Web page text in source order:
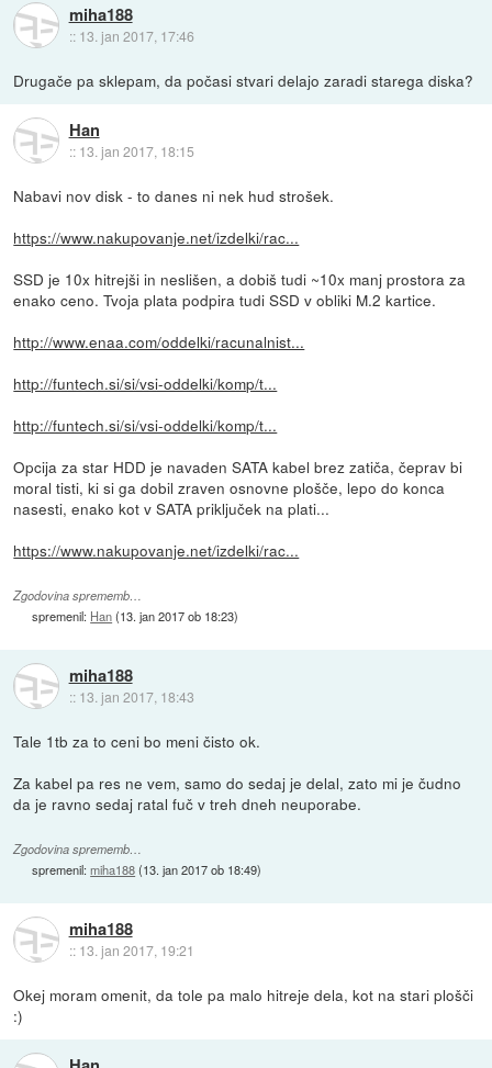
miha188
:: 13. jan 2017, 17:46
Drugače pa sklepam, da počasi stvari delajo zaradi starega diska?
Han
:: 13. jan 2017, 18:15
Nabavi nov disk - to danes ni nek hud strošek.
https://www.nakupovanje.net/izdelki/rac...
SSD je 10x hitrejši in neslišen, a dobiš tudi ~10x manj prostora za
enako ceno. Tvoja plata podpira tudi SSD v obliki M.2 kartice.
http://www.enaa.com/oddelki/racunalnist...
http://funtech.si/si/vsi-oddelki/komp/t...
http://funtech.si/si/vsi-oddelki/komp/t...
Opcija za star HDD je navaden SATA kabel brez zatiča, čeprav bi
moral tisti, ki si ga dobil zraven osnovne plošče, lepo do konca
nasesti, enako kot v SATA priključek na plati...
https://www.nakupovanje.net/izdelki/rac...
Zgodovina sprememb…
spremenil: Han(13. jan 2017 ob 18:23)
miha188
:: 13. jan 2017, 18:43
Tale 1tb za to ceni bo meni čisto ok.
Za kabel pa res ne vem, samo do sedaj je delal, zato mi je čudno
da je ravno sedaj ratal fuč v treh dneh neuporabe.
Zgodovina sprememb…
spremenil:miha188(13. jan 2017 ob 18:49)
miha188
:: 13. jan 2017, 19:21
Okej moram omenit, da tole pa malo hitreje dela, kot na stari plošči
:)